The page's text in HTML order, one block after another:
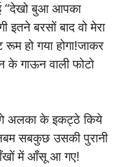
“देखो बुआ आपका
इतने बरसों बाद वो मेरा
हो गया होगा!जाकर
के गाऊन वाली फोटो
अलका के इकट्ठे किये
सबकुछ उसकी पुरानी
में आँसू आ गए!